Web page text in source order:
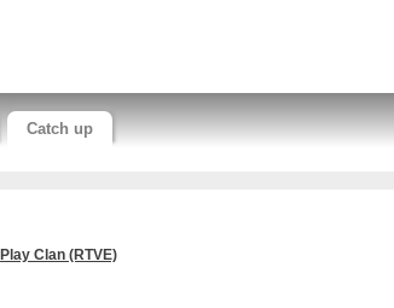
Catch up
Play Clan (RTVE)